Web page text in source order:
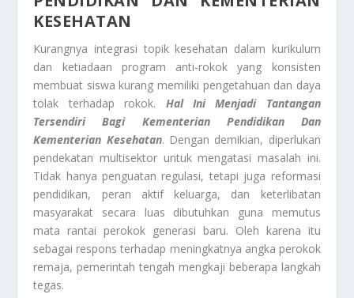
KESEHATAN
Kurangnya integrasi topik kesehatan dalam kurikulum
dan ketiadaan program anti-rokok yang konsisten
membuat siswa kurang memiliki pengetahuan dan daya
tolak terhadap rokok. Hal Ini Menjadi Tantangan
Tersendiri Bagi Kementerian Pendidikan Dan
Kementerian Kesehatan. Dengan demikian, diperlukan
pendekatan multisektor untuk mengatasi masalah ini.
Tidak hanya penguatan regulasi, tetapi juga reformasi
pendidikan, peran aktif keluarga, dan keterlibatan
masyarakat secara luas dibutuhkan guna memutus
mata rantai perokok generasi baru. Oleh karena itu
sebagai respons terhadap meningkatnya angka perokok
remaja, pemerintah tengah mengkaji beberapa langkah
tegas.